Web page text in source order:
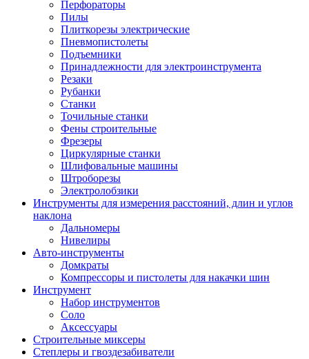
Перфораторы
Пилы
Плиткорезы электрические
Пневмопистолеты
Подъемники
Принадлежности для электроинструмента
Резаки
Рубанки
Станки
Точильные станки
Фены строительные
Фрезеры
Циркулярные станки
Шлифовальные машины
Штроборезы
Электролобзики
Инструменты для измерения расстояний, длин и углов
наклона
Дальномеры
Нивелиры
Авто-инструменты
Домкраты
Компрессоры и пистолеты для накачки шин
Инструмент
Набор инструментов
Соло
Аксессуары
Строительные миксеры
Степлеры и гвоздезабиватели